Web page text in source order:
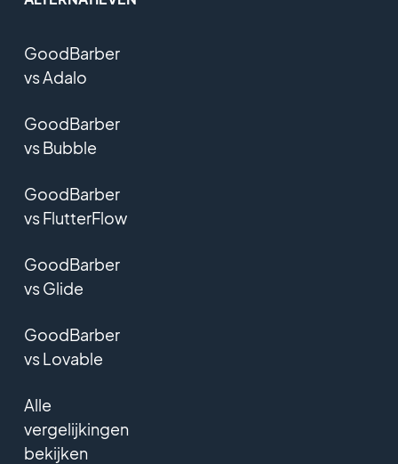
GoodBarber
vs Adalo
GoodBarber
vs Bubble
GoodBarber
vs FlutterFlow
GoodBarber
vs Glide
GoodBarber
vs Lovable
Alle
vergelijkingen
bekijken